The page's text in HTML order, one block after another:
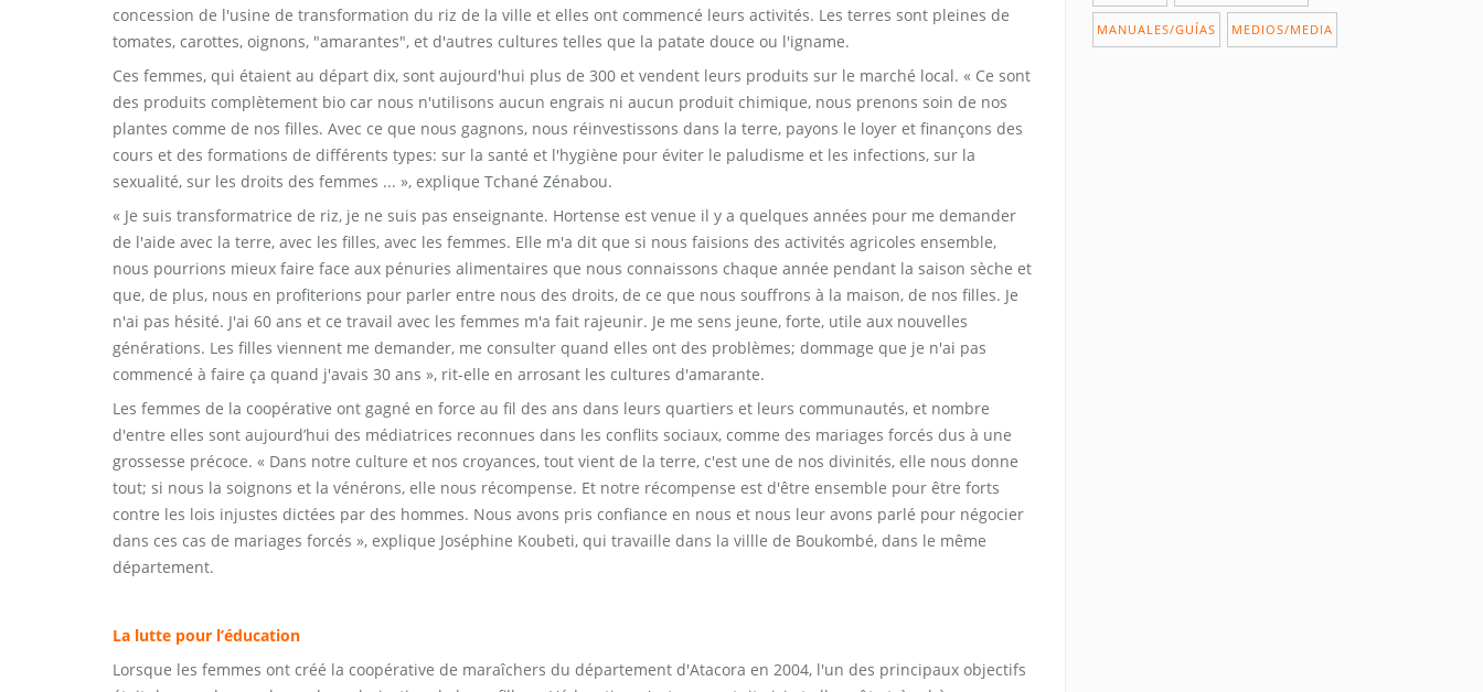
concession de l'usine de transformation du riz de la ville et elles ont commencé leurs activités. Les terres sont pleines de
tomates, carottes, oignons, "amarantes", et d'autres cultures telles que la patate douce ou l'igname.
Ces femmes, qui étaient au départ dix, sont aujourd'hui plus de 300 et vendent leurs produits sur le marché local. « Ce sont
des produits complètement bio car nous n'utilisons aucun engrais ni aucun produit chimique, nous prenons soin de nos
plantes comme de nos filles. Avec ce que nous gagnons, nous réinvestissons dans la terre, payons le loyer et finançons des
cours et des formations de différents types: sur la santé et l'hygiène pour éviter le paludisme et les infections, sur la
sexualité, sur les droits des femmes ... », explique Tchané Zénabou.
« Je suis transformatrice de riz, je ne suis pas enseignante. Hortense est venue il y a quelques années pour me demander
de l'aide avec la terre, avec les filles, avec les femmes. Elle m'a dit que si nous faisions des activités agricoles ensemble,
nous pourrions mieux faire face aux pénuries alimentaires que nous connaissons chaque année pendant la saison sèche et
que, de plus, nous en profiterions pour parler entre nous des droits, de ce que nous souffrons à la maison, de nos filles. Je
n'ai pas hésité. J'ai 60 ans et ce travail avec les femmes m'a fait rajeunir. Je me sens jeune, forte, utile aux nouvelles
générations. Les filles viennent me demander, me consulter quand elles ont des problèmes; dommage que je n'ai pas
commencé à faire ça quand j'avais 30 ans », rit-elle en arrosant les cultures d'amarante.
Les femmes de la coopérative ont gagné en force au fil des ans dans leurs quartiers et leurs communautés, et nombre
d'entre elles sont aujourd’hui des médiatrices reconnues dans les conflits sociaux, comme des mariages forcés dus à une
grossesse précoce. « Dans notre culture et nos croyances, tout vient de la terre, c'est une de nos divinités, elle nous donne
tout; si nous la soignons et la vénérons, elle nous récompense. Et notre récompense est d'être ensemble pour être forts
contre les lois injustes dictées par des hommes. Nous avons pris confiance en nous et nous leur avons parlé pour négocier
dans ces cas de mariages forcés », explique Joséphine Koubeti, qui travaille dans la villle de Boukombé, dans le même
département.
La lutte pour l’éducation
Lorsque les femmes ont créé la coopérative de maraîchers du département d'Atacora en 2004, l'un des principaux objectifs
MANUALES/GUÍAS MEDIOS/MEDIA